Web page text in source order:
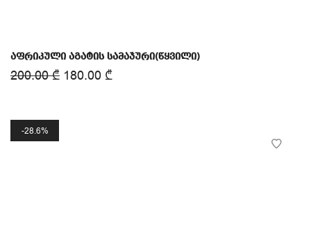
აფრიკული აგატის სამაჯური(წყვილი)
200.00₾ 180.00 ₾
28.6%